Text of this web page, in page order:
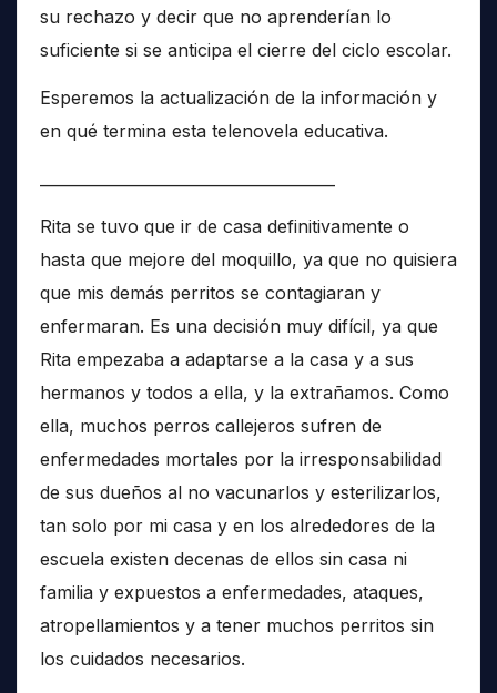
su rechazo y decir que no aprenderían lo
suficiente si se anticipa el cierre del ciclo escolar.
Esperemos la actualización de la información y
en qué termina esta telenovela educativa.
Rita se tuvo que ir de casa definitivamente o
hasta que mejore del moquillo, ya que no quisiera
que mis demás perritos se contagiaran y
enfermaran. Es una decisión muy difícil, ya que
Rita empezaba a adaptarse a la casa y a sus
hermanos y todos a ella, y la extrañamos. Como
ella, muchos perros callejeros sufren de
enfermedades mortales por la irresponsabilidad
de sus dueños al no vacunarlos y esterilizarlos,
tan solo por mi casa y en los alrededores de la
escuela existen decenas de ellos sin casa ni
familia y expuestos a enfermedades, ataques,
atropellamientos y a tener muchos perritos sin
los cuidados necesarios.